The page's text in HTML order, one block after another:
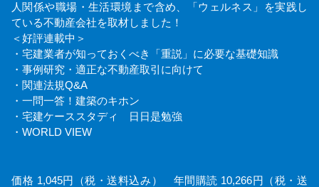
人関係や職場・生活環境まで含め、「ウェルネス」を実践し
ている不動産会社を取材しました！
＜好評連載中＞
・宅建業者が知っておくべき「重説」に必要な基礎知識
・事例研究・適正な不動産取引に向けて
・関連法規Q&A
・一問一答！建築のキホン
・宅建ケーススタディ 日日是勉強
・WORLD VIEW
価格 1,045円（税・送料込み） 年間購読 10,266円（税・送